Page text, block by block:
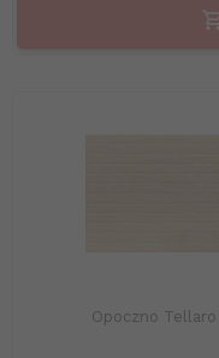
Opoczno